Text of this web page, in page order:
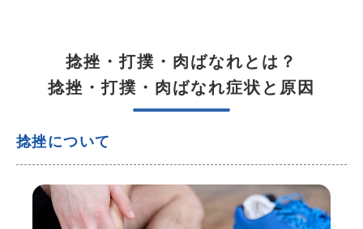
捻挫・打撲・肉ばなれとは？
捻挫・打撲・肉ばなれ症状と原因
捻挫について